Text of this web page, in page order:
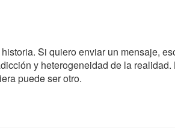
Si quiero enviar un mensaje,
y heterogeneidad de la
puede ser otro.